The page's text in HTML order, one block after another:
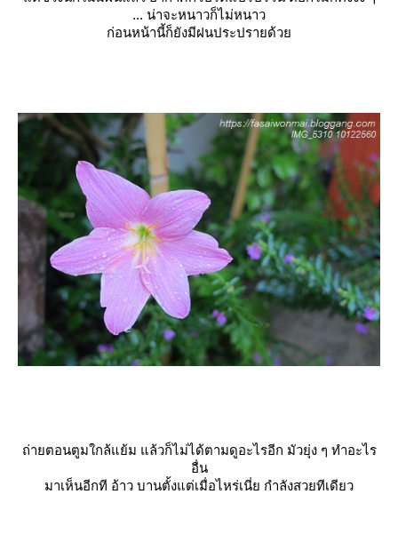
... น่าจะหนาวก็ไม่หนาว
ก่อนหน้านี้ก็ยังมีฝนประปรายด้ว
ถ่ายตอนตูมใกล้แย้ม แล้วก็ไม่ได้ตามดูอะไรอีก มัวยุ่ง ๆ ทำอะไร
อื่น
มาเห็นอีกที อ้าว บานตั้งแต่เมื่อไหร่เนี่ย กำลังสวยทีเดียว